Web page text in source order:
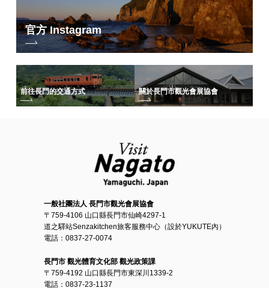
官方 Instagram
前往長門的交通方式 關於長門市觀光會展協會
一般社團法人 長門市觀光會展協會
〒759-4106 山口縣長門市仙崎4297-1
道之驛站Senzakitchen旅客服務中心（設於YUKUTE內）
電話：0837-27-0074
長門市 觀光體育文化部 觀光政策課
〒759-4192 山口縣長門市東深川1339-2
電話：0837-23-1137